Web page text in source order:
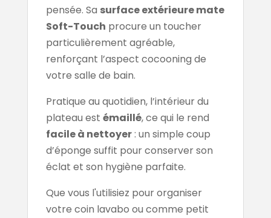
pensée. Sa surface extérieure mate
Soft-Touch procure un toucher
particulièrement agréable,
renforçant l’aspect cocooning de
votre salle de bain.
Pratique au quotidien, l’intérieur du
plateau est émaillé, ce qui le rend
facile à nettoyer: un simple coup
d’éponge suffit pour conserver son
éclat et son hygiène parfaite.
Que vous l'utilisiez pour organiser
votre coin lavabo ou comme petit